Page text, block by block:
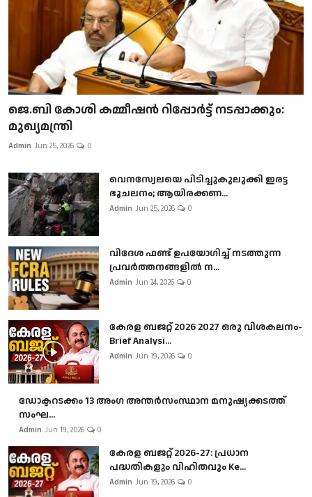
ജെ.ബി കോശി കമ്മീഷൻ റിപ്പോർട്ട് നടപ്പാക്കും:
മുഖ്യമന്ത്രി
Admin Jun 25, 2026 0
വെനസ്വേലയെ പിടിച്ചുകുലുക്കി ഇരട്ട
ഭൂചലനം; ആയിരക്കണ...
Admin Jun 25, 2026 0
വിദേശ ഫണ്ട് ഉപയോഗിച്ച് നടത്തുന്ന
പ്രവർത്തനങ്ങളിൽ ന...
Admin Jun 24, 2026 0
കേരള ബജറ്റ് 2026 2027 ഒരു വിശകലനം-
Brief Analysi...
Admin Jun 19, 2026 0
ഡോക്ടറടക്കം 13 അംഗ അന്തർസംസ്ഥാന മനുഷ്യക്കടത്ത്
സംഘ...
Admin Jun 19, 2026 0
കേരള ബജറ്റ് 2026-27: പ്രധാന
പദ്ധതികളും വിഹിതവും Ke...
Admin Jun 19, 2026 0